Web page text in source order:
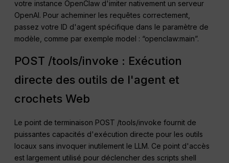
votre instance OpenClaw d'imiter nativement un serveur
OpenAI. Pour acheminer les requêtes correctement,
passez votre ID d'agent spécifique dans le paramètre de
modèle, comme par exemple model : “openclaw:main”.
POST /tools/invoke : Exécution
directe des outils de l'agent et
crochets Web
Le point de terminaison POST /tools/invoke fournit de
puissantes capacités d'exécution directe pour les outils
locaux sans invoquer inutilement le LLM. Ce point d'accès
est largement utilisé pour déclencher des scripts shell